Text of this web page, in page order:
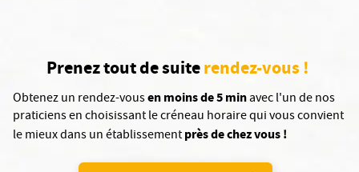
Prenez tout de suiterendez-vous !
Obtenez un rendez-vousen moins de 5 minavec l'un de nos
praticiens en choisissant le créneau horaire qui vous convient
le mieux dans un établissementprès de chez vous !